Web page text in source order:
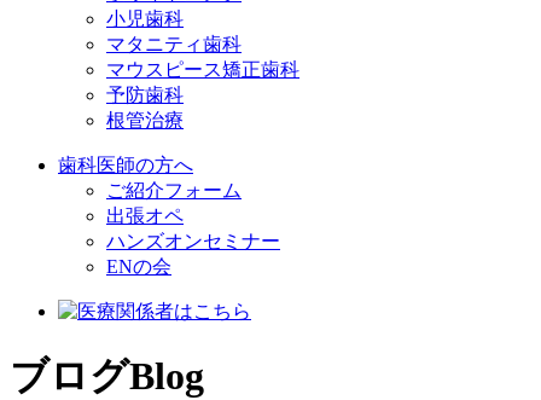
小児歯科
マタニティ歯科
マウスピース矯正歯科
予防⻭科
根管治療
歯科医師の方へ
ご紹介フォーム
出張オペ
ハンズオンセミナー
ENの会
ブログBlog